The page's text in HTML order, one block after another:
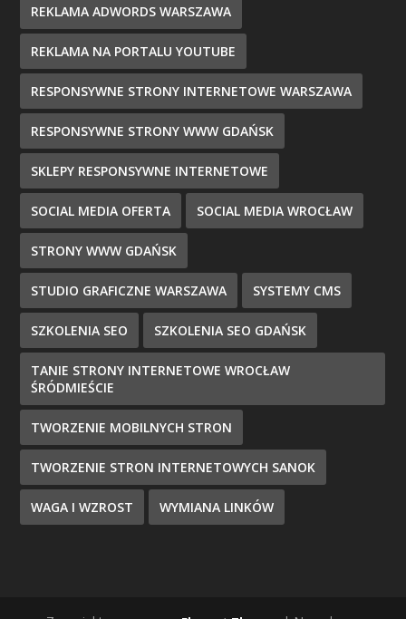
REKLAMA ADWORDS WARSZAWA
REKLAMA NA PORTALU YOUTUBE
RESPONSYWNE STRONY INTERNETOWE WARSZAWA
RESPONSYWNE STRONY WWW GDAŃSK
SKLEPY RESPONSYWNE INTERNETOWE
SOCIAL MEDIA OFERTA SOCIAL MEDIA WROCŁAW
STRONY WWW GDAŃSK
STUDIO GRAFICZNE WARSZAWA SYSTEMY CMS
SZKOLENIA SEO SZKOLENIA SEO GDAŃSK
TANIE STRONY INTERNETOWE WROCŁAW
ŚRÓDMIEŚCIE
TWORZENIE MOBILNYCH STRON
TWORZENIE STRON INTERNETOWYCH SANOK
WAGA I WZROST WYMIANA LINKÓW